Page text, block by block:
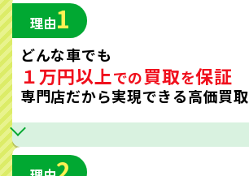
理由1
どんな車でも
１万円以上での買取を保証
専門店だから実現できる高価買取